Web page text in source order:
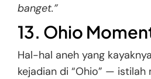
banget.”
13. Ohio
Hal-hal aneh yang
kejadian di “Ohio” — istilah